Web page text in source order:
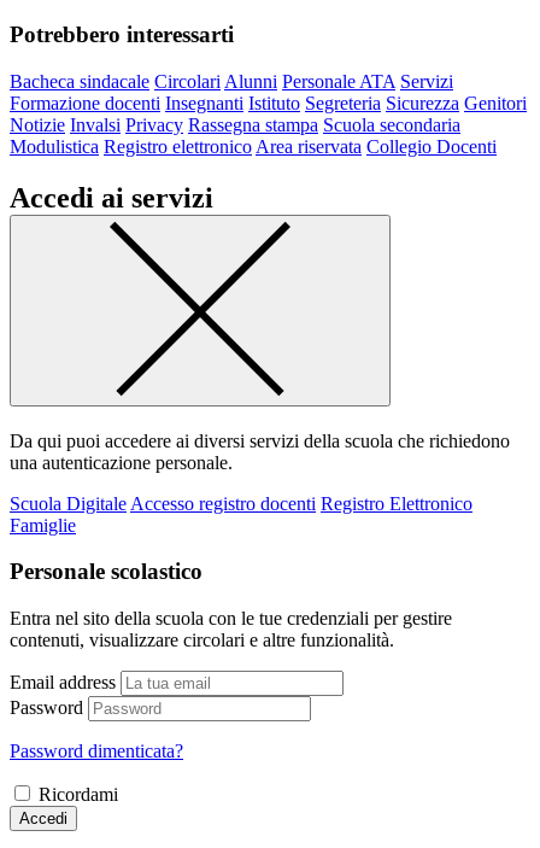
Potrebbero interessarti
Bacheca sindacale Circolari Alunni Personale ATA Servizi
Formazione docenti Insegnanti Istituto Segreteria Sicurezza Genitori
Notizie Invalsi Privacy Rassegna stampa Scuola secondaria
Modulistica Registro elettronico Area riservata Collegio Docenti
Accedi ai servizi
Da qui puoi accedere ai diversi servizi della scuola che richiedono
una autenticazione personale.
Scuola Digitale Accesso registro docenti Registro Elettronico
Famiglie
Personale scolastico
Entra nel sito della scuola con le tue credenziali per gestire
contenuti, visualizzare circolari e altre funzionalità.
Email address
Password
Password dimenticata?
Ricordami
Accedi